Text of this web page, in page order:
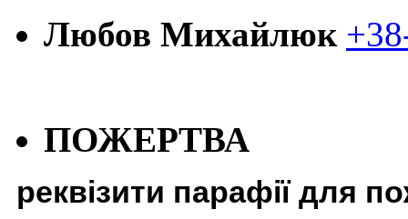
Любов Михайлюк
ПОЖЕРТВА
реквізити парафії для